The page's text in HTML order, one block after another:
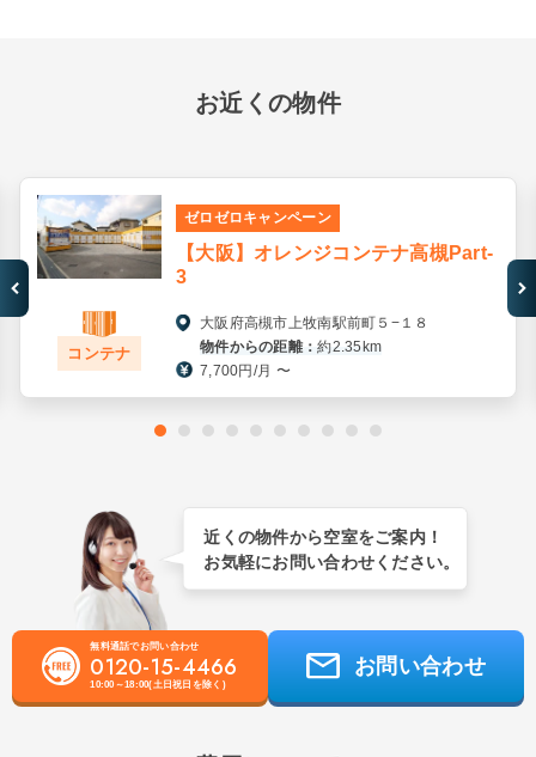
お近くの物件
コンテナ
ゼロゼロキャンペーン
【大阪】オレンジコンテナ高槻Part-
3
大阪府高槻市上牧南駅前町５−１８
物件からの距離：約2.35km
7,700円/月 〜
近くの物件から空室をご案内！
お気軽にお問い合わせください。
無料通話でお問い合わせ
0120-15-4466
10:00～18:00(土日祝日を除く)
お問い合わせ